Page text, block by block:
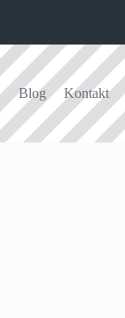
Blog Kontakt